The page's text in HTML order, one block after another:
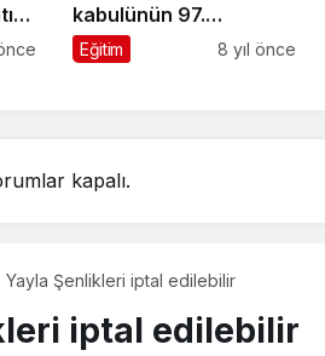
kabulünün 97.
yıldönümü törenlerle
Eğitim 8 yıl önce
kapalı.
Yayla Şenlikleri iptal edilebilir
iptal edilebilir